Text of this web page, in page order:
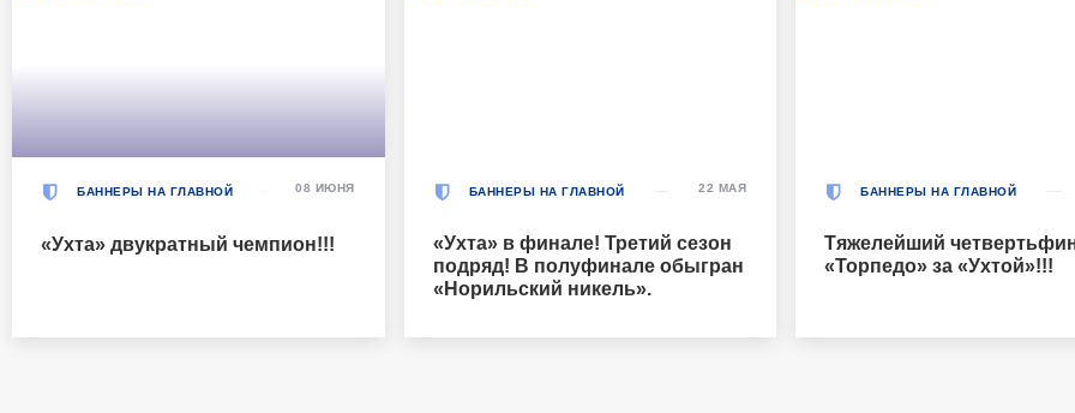
БАННЕРЫ НА ГЛАВНОЙ
«Ухта» двукратный чемпион!!!
08 ИЮНЯ БАННЕРЫ НА ГЛАВНОЙ
«Ухта» в финале! Третий сезон
подряд! В полуфинале обыгран
«Норильский никель».
22 МАЯ БАННЕРЫ НА ГЛАВНОЙ
Тяжелейший
«Торпедо» за «Ухтой»!!!